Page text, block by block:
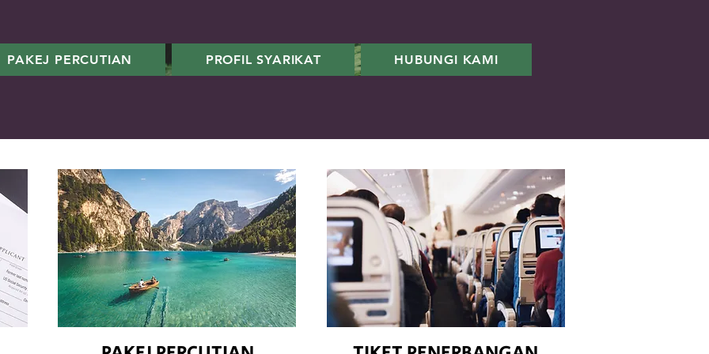
PAKEJ PERCUTIAN PROFIL SYARIKAT HUBUNGI KAMI